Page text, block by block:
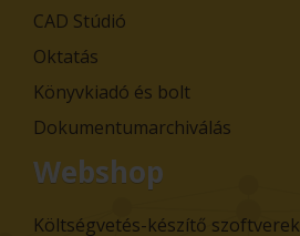
CAD Stúdió
Oktatás
Könyvkiadó és bolt
Dokumentumarchiválás
Webshop
Költségvetés-készítő szoftverek